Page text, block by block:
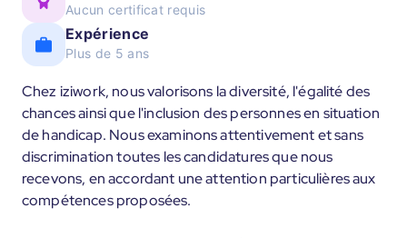
Aucun certificat requis
Expérience
Plus de 5 ans
Chez iziwork, nous valorisons la diversité, l'égalité des
chances ainsi que l'inclusion des personnes en situation
de handicap. Nous examinons attentivement et sans
discrimination toutes les candidatures que nous
recevons, en accordant une attention particulières aux
compétences proposées.